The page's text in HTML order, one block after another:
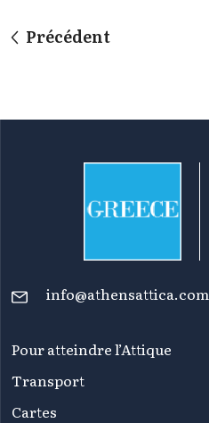
Précédent
info@athensattica.com
Pour atteindre l’Attique
Transport
Cartes